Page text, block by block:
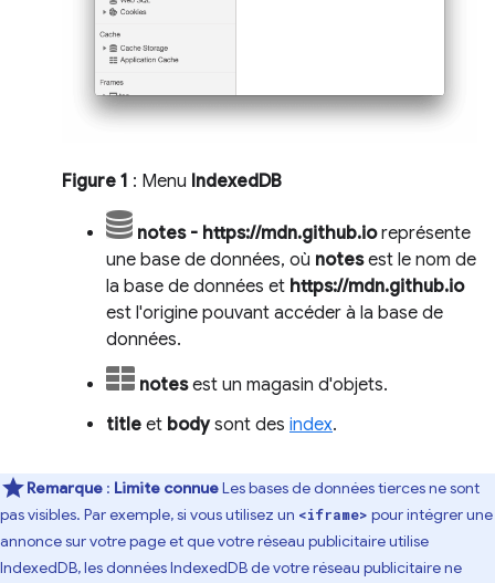
Figure 1 : Menu IndexedDB
notes - https://mdn.github.ioreprésente
une base de données, où notesest le nom de
la base de données et https://mdn.github.io
est l'origine pouvant accéder à la base de
données.
notesest un magasin d'objets.
title et bodysont des index.
Remarque : Limite connueLes bases de données tierces ne sont
pas visibles. Par exemple, si vous utilisez un <iframe> pour intégrer une
annonce sur votre page et que votre réseau publicitaire utilise
IndexedDB, les données IndexedDB de votre réseau publicitaire ne